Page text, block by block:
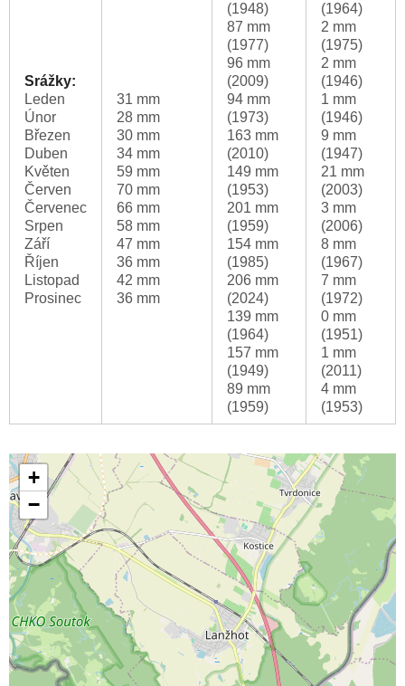
Srážky:
Leden
Únor
Březen
Duben
Květen
Červen
Červenec
Srpen
Září
Říjen
Listopad
Prosinec
31 mm
28 mm
30 mm
34 mm
59 mm
70 mm
66 mm
58 mm
47 mm
36 mm
42 mm
36 mm
(1948)
87 mm
(1977)
96 mm
(2009)
94 mm
(1973)
163 mm
(2010)
149 mm
(1953)
201 mm
(1959)
154 mm
(1985)
206 mm
(2024)
139 mm
(1964)
157 mm
(1949)
89 mm
(1959)
(1964)
2 mm
(1975)
2 mm
(1946)
1 mm
(1946)
9 mm
(1947)
21 mm
(2003)
3 mm
(2006)
8 mm
(1967)
7 mm
(1972)
0 mm
(1951)
1 mm
(2011)
4 mm
(1953)
+
−